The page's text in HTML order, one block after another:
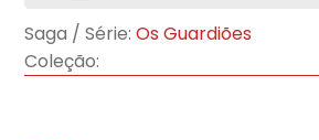
Saga / Série: Os Guardiões
Coleção: